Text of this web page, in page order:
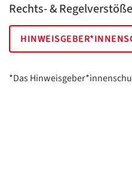
Rechts- &
*Das